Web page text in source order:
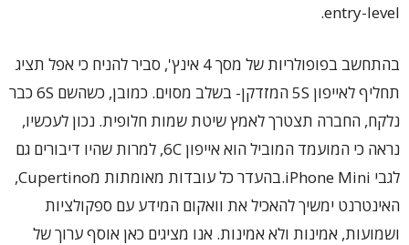
entry-level.
בהתחשב בפופולריות של מסך 4 אינץ', סביר להניח כי אפל תציג
תחליף לאייפון 5S המזדקן- בשלב מסוים. כמובן, כשהשם 6S כבר
נלקח, החברה תצטרך לאמץ שיטת שמות חלופית. נכון לעכשיו,
נראה כי המועמד המוביל הוא אייפון 6C, למרות שהיו דיבורים גם
לגבי iPhone Mini.בהעדר כל עובדות מאומתות מCupertino,
האינטרנט ימשיך להאכיל את וואקום המידע עם ספקולציות
ושמועות, אמינות ולא אמינות. אנו מציגים כאן אוסף ערוך של